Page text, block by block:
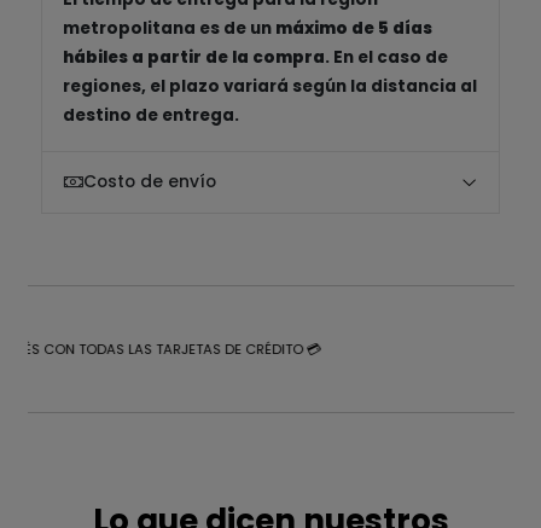
metropolitana es de un máximo de 5 días
hábiles a partir de la compra. En el caso de
regiones, el plazo variará según la distancia al
destino de entrega.
Costo de envío
CON TODAS LAS TARJETAS DE CRÉDITO 💳